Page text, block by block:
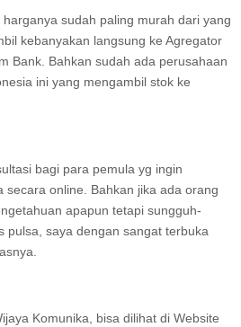
sudah paling murah dari yang
kebanyakan langsung ke Agregator
Bank. Bahkan sudah ada perusahaan
ini yang mengambil stok ke
bagi para pemula yg ingin
secara online. Bahkan jika ada orang
apapun tetapi sungguh-
pulsa, saya dengan sangat terbuka
Komunika, bisa dilihat di Website